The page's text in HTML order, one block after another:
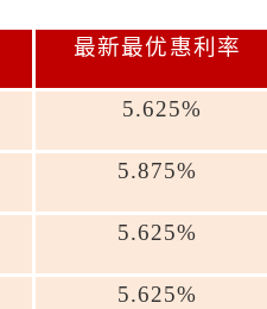
最新最优惠利率
5.625%
5.875%
5.625%
5.625%